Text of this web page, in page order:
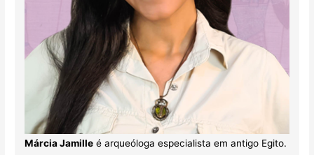
Márcia Jamilleé arqueóloga especialista em antigo Egito.